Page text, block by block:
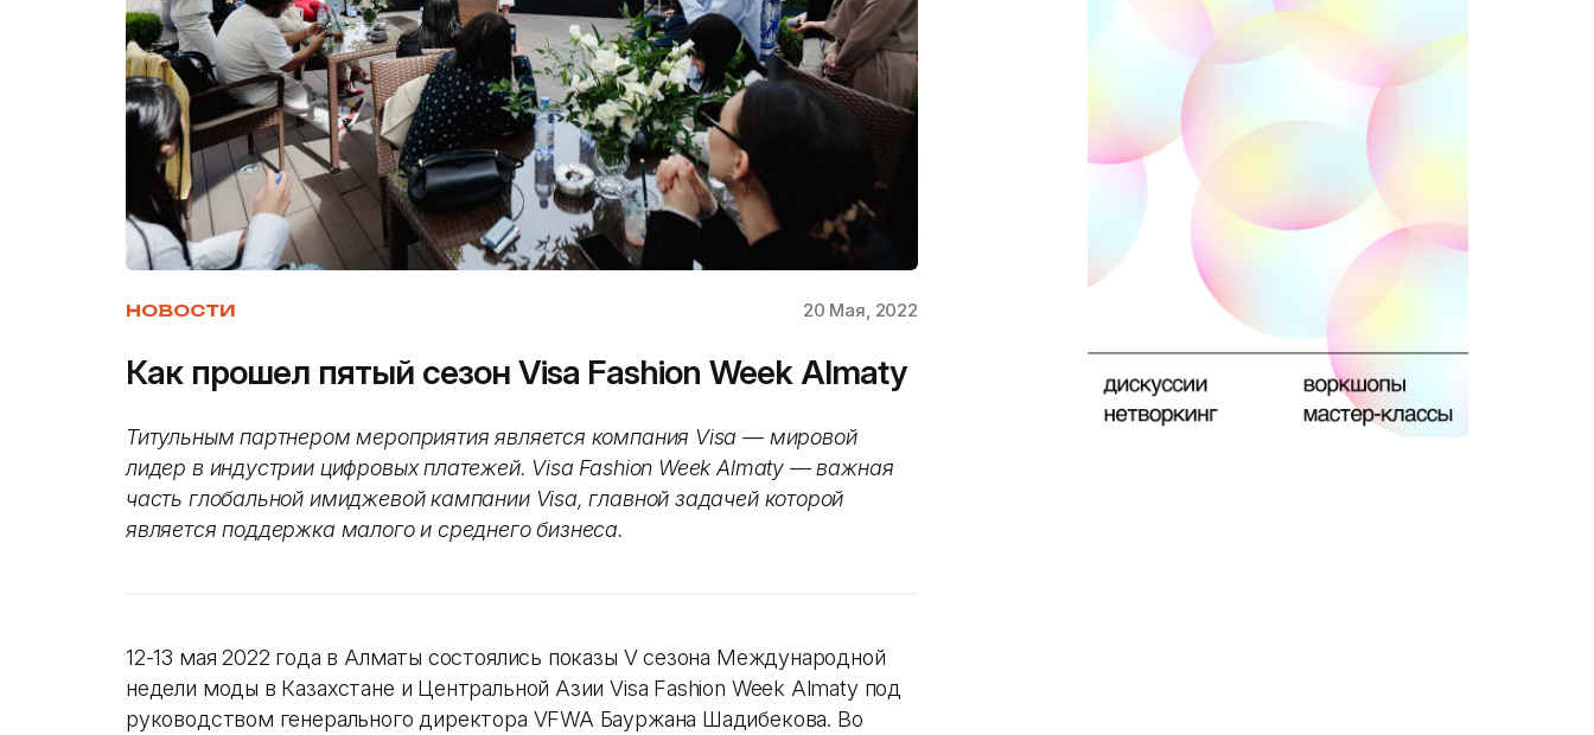
НОВОСТИ 20 Мая, 2022
Как прошел пятый сезон Visa Fashion Week Almaty
Титульным партнером мероприятия является компания Visa — мировой
лидер в индустрии цифровых платежей. Visa Fashion Week Almaty — важная
часть глобальной имиджевой кампании Visa, главной задачей которой
является поддержка малого и среднего бизнеса.
12-13 мая 2022 года в Алматы состоялись показы V сезона Международной
недели моды в Казахстане и Центральной Азии Visa Fashion Week Almaty под
руководством генерального директора VFWA Бауржана Шадибекова. Во